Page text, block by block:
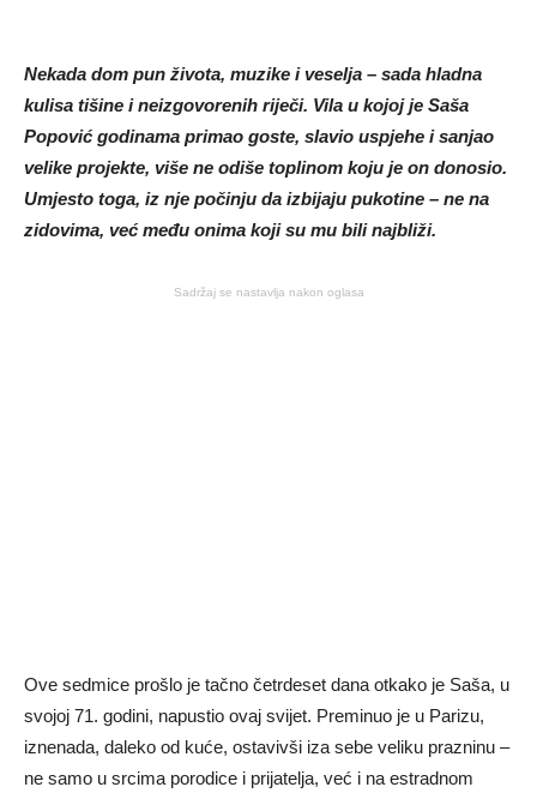
Nekada dom pun života, muzike i veselja – sada hladna
kulisa tišine i neizgovorenih riječi. Vila u kojoj je Saša
Popović godinama primao goste, slavio uspjehe i sanjao
velike projekte, više ne odiše toplinom koju je on donosio.
Umjesto toga, iz nje počinju da izbijaju pukotine – ne na
zidovima, već među onima koji su mu bili najbliži.
Sadržaj se nastavlja nakon oglasa
Ove sedmice prošlo je tačno četrdeset dana otkako je Saša, u
svojoj 71. godini, napustio ovaj svijet. Preminuo je u Parizu,
iznenada, daleko od kuće, ostavivši iza sebe veliku prazninu –
ne samo u srcima porodice i prijatelja, već i na estradnom